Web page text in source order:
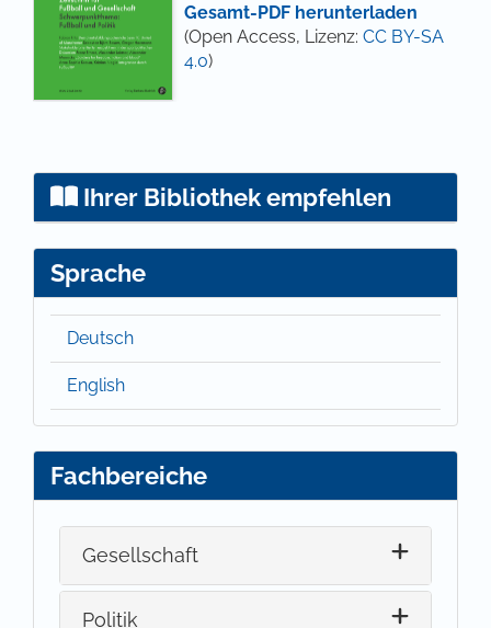
Gesamt-PDF herunterladen
(Open Access, Lizenz: CC BY-SA
4.0)
Ihrer Bibliothek empfehlen
Sprache
Deutsch
English
Fachbereiche
Gesellschaft
Politik